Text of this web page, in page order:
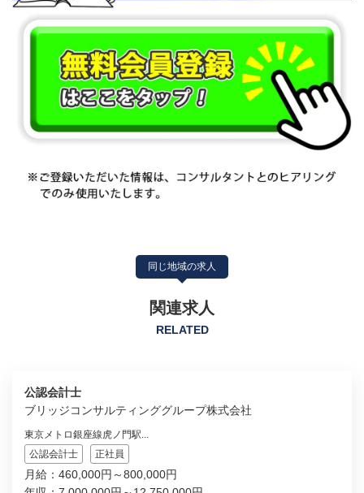
同じ地域の求人
関連求人
RELATED
公認会計士
ブリッジコンサルティンググループ株式会社
東京メトロ銀座線虎ノ門駅...
公認会計士
正社員
月給：460,000円～800,000円